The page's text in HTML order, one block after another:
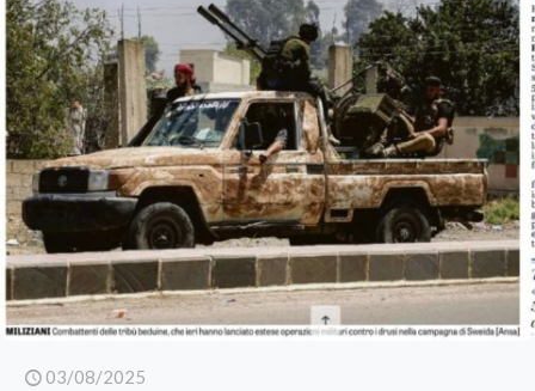
03/08/2025